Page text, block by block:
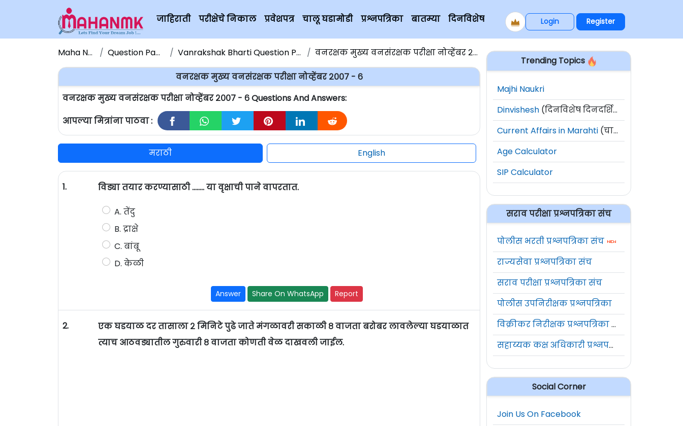
जाहिराती परीक्षेचे निकाल प्रवेशपत्र चालू घडामोडी प्रश्नपत्रिका बातम्या दिनविशेष Login Register
Maha NMK Question Papers Vanrakshak Bharti Question Papers वनरक्षक मुख्य वनसंरक्षक परीक्षा नोव्हेंबर २००७ - ६
वनरक्षक मुख्य वनसंरक्षक परीक्षा नोव्हेंबर २००७ - ६
वनरक्षक मुख्य वनसंरक्षक परीक्षा नोव्हेंबर २००७ - ६ Questions And Answers:
आपल्या मित्रांना पाठवा :
मराठी English
1. विड्या तयार करण्यासाठी …….. या वृक्षाची पाने वापरतात.
A. तेंदु
B. द्राक्षे
C. बांबू
D. केळी
Answer Share On WhatsApp Report
2.
एक घडयाळ दर तासाला २ मिनिटे पुढे जाते मंगळावरी सकाळी ८ वाजता बरोबर लावलेल्या घडयाळात
त्याच आठवड्यातील गुरुवारी ८ वाजता कोणती वेळ दाखवली जाईल.
Trending Topics
Majhi Naukri
Dinvishesh (दिनविशेष दिनदर्शिका)
Current Affairs in Marahti (चालू घडामोडी)
Age Calculator
SIP Calculator
सराव परीक्षा प्रश्नपत्रिका संच
पोलीस भरती प्रश्नपत्रिका संच
राज्यसेवा प्रश्नपत्रिका संच
सराव परीक्षा प्रश्नपत्रिका संच
पोलीस उपनिरीक्षक प्रश्नपत्रिका
विक्रीकर निरीक्षक प्रश्नपत्रिका संच
सहाय्यक कक्ष अधिकारी प्रश्नपत्रिका संच
Social Corner
Join Us On Facebook